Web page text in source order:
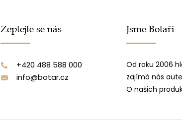
Zeptejte se nás
+420 488 588 000
info@botar.cz
Jsme Botaři
Od roku 2006
zajímá nás
O našich